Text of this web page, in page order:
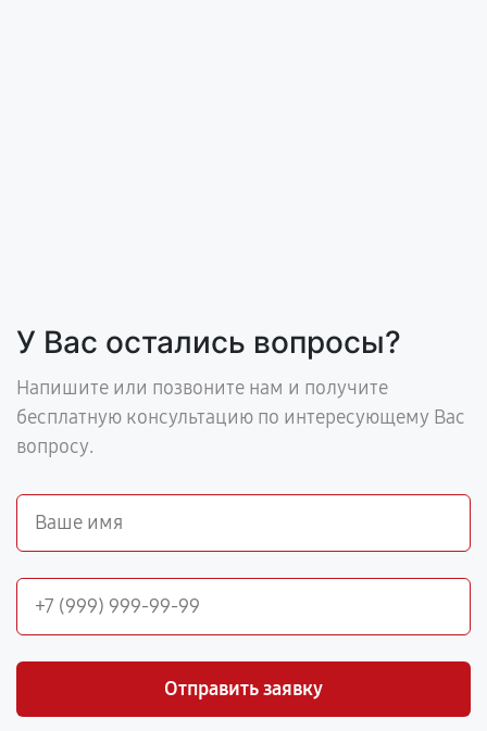
У Вас остались вопросы?
Напишите или позвоните нам и получите
бесплатную консультацию по интересующему Вас
вопросу.
Отправить заявку